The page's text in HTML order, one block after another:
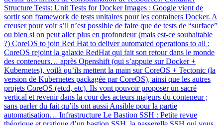
Structure Tests: Unit Tests for Docker Images : Google vient de
sortir son framework de tests unitaires pour les containers Docker. A
creuser pour voir s’il n’est possible de faire que de tests de “surface”
ou bien si on peut aller plus en profondeur (mais est-ce souhaitable
?) CoreOS to join Red Hat to deliver automated operations to all :
CoreOS rejoint la galaxie RedHat qui fait son retour dans le monde
des conteneurs… après Openshift (qui s’appuie sur Docker +
Kubernetes), voilà qu’ils mettent la main sur CoreOS + Tectonic (la
version de Kubernetes packagée par CoreOS), ainsi que les autres
projets CoreOS (etcd, etc). Ils vont pouvoir proposer un sacré
vertical et revenir dans la cour des acteurs majeurs du conteneur ;
sans parler du fait qu’ils ont aussi Ansible pour la partie
automatisation… Infrastructure Le Bastion SSH : Petite revue